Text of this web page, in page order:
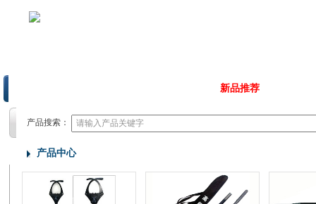
新品推荐
产品搜索：
产品中心